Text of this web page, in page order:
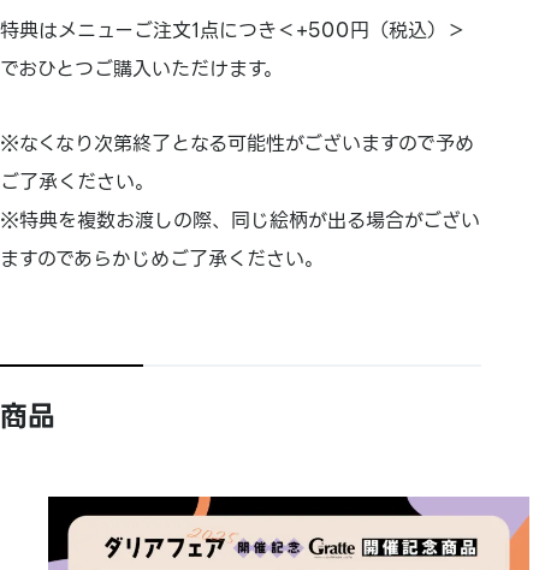
特典はメニューご注文1点につき＜+500円（税込）＞
でおひとつご購入いただけます。
※なくなり次第終了となる可能性がございますので予め
ご了承ください。
※特典を複数お渡しの際、同じ絵柄が出る場合がござい
ますのであらかじめご了承ください。
商品